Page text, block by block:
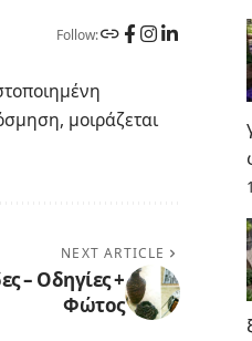
Follow:
μοιράζεται
NEXT ARTICLE
– Οδηγίες +
Φώτος